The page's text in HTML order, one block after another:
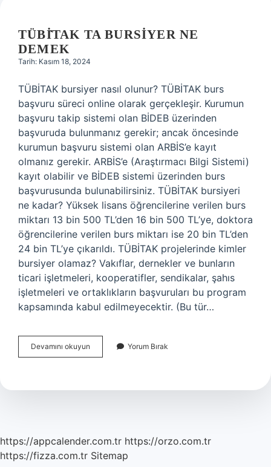
TÜBİTAK TA BURSIYER NE
DEMEK
Tarih: Kasım 18, 2024
TÜBİTAK bursiyer nasıl olunur? TÜBİTAK burs
başvuru süreci online olarak gerçekleşir. Kurumun
başvuru takip sistemi olan BİDEB üzerinden
başvuruda bulunmanız gerekir; ancak öncesinde
kurumun başvuru sistemi olan ARBİS’e kayıt
olmanız gerekir. ARBİS’e (Araştırmacı Bilgi Sistemi)
kayıt olabilir ve BİDEB sistemi üzerinden burs
başvurusunda bulunabilirsiniz. TÜBİTAK bursiyeri
ne kadar? Yüksek lisans öğrencilerine verilen burs
miktarı 13 bin 500 TL’den 16 bin 500 TL’ye, doktora
öğrencilerine verilen burs miktarı ise 20 bin TL’den
24 bin TL’ye çıkarıldı. TÜBİTAK projelerinde kimler
bursiyer olamaz? Vakıflar, dernekler ve bunların
ticari işletmeleri, kooperatifler, sendikalar, şahıs
işletmeleri ve ortaklıkların başvuruları bu program
kapsamında kabul edilmeyecektir. (Bu tür…
Devamını okuyun
Ta
Demek
Yorum Bırak
https://appcalender.com.tr https://orzo.com.tr
https://fizza.com.tr Sitemap